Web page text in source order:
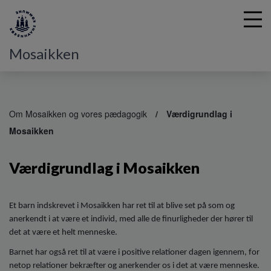
Mosaikken
Om Mosaikken og vores pædagogik
Værdigrundlag i
Mosaikken
Værdigrundlag i Mosaikken
Et barn indskrevet i Mosaikken har ret til at blive set på som og
anerkendt i at være et individ, med alle de finurligheder der hører til
det at være et helt menneske.
Barnet har også ret til at være i positive relationer dagen igennem, for
netop relationer bekræfter og anerkender os i det at være menneske.